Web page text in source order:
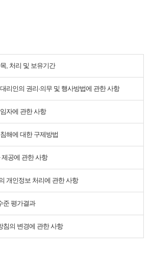
, 처리 및 보유기간
리인의 권리·의무 및 행사방법에 관한 사항
자에 관한 사항
해에 대한 구제방법
공에 관한 사항
개인정보 처리에 관한 사항
준 평가결과
침의 변경에 관한 사항